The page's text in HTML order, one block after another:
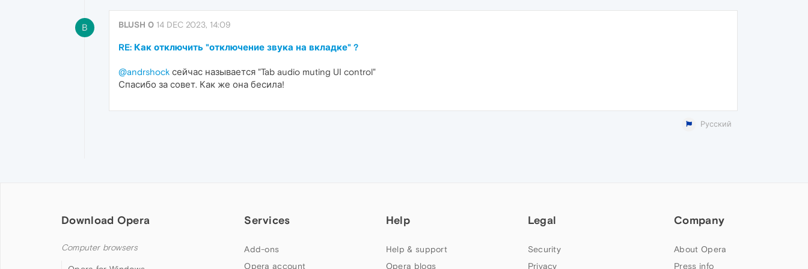
B BLUSH 0 14 DEC 2023, 14:09
RE: Как отключить "отключение звука на вкладке" ?
@andrshock сейчас называется "Tab audio muting UI control"
Спасибо за совет. Как же она бесила!
Русский
Download Opera
Computer browsers
Services
Add-ons
Opera account
Help
Help & support
Opera blogs
Legal
Security
Privacy
Company
About Opera
Press info